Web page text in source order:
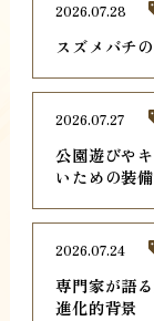
スズメバチ
2026.07.28
公園遊びや
いための装備
2026.07.27
専門家が語
進化的背景
2026.07.24